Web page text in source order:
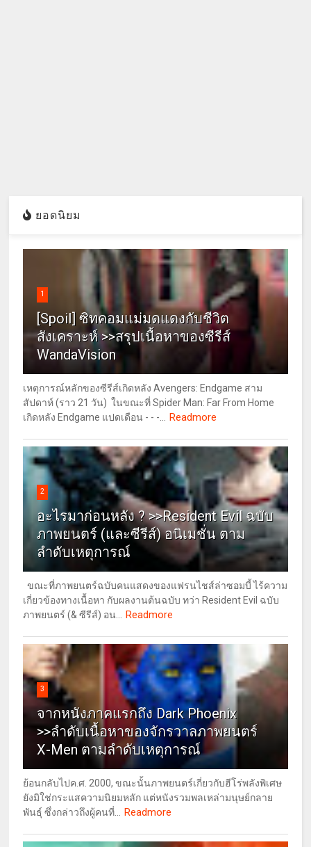
ยอดนิยม
1
[Spoil] ซิทคอมแม่มดแดงกับชีวิต
สังเคราะห์ >>สรุปเนื้อหาของซีรีส์
WandaVision
เหตุการณ์หลักของซีรีส์เกิดหลัง Avengers: Endgame สาม
สัปดาห์ (ราว 21 วัน) ในขณะที่ Spider Man: Far From Home
เกิดหลัง Endgame แปดเดือน - - -...
Readmore
2
อะไรมาก่อนหลัง ? >>Resident Evil ฉบับ
ภาพยนตร์ (และซีรีส์) อนิเมชั่น ตาม
ลำดับเหตุการณ์
ขณะที่ภาพยนตร์ฉบับคนแสดงของแฟรนไชส์ล่าซอมบี้ ไร้ความ
เกี่ยวข้องทางเนื้อหา กับผลงานต้นฉบับ ทว่า Resident Evil ฉบับ
ภาพยนตร์ (& ซีรีส์) อน...
Readmore
3
จากหนังภาคแรกถึง Dark Phoenix
>>ลำดับเนื้อหาของจักรวาลภาพยนตร์
X-Men ตามลำดับเหตุการณ์
ย้อนกลับไปค.ศ. 2000, ขณะนั้นภาพยนตร์เกี่ยวกับฮีโร่พลังพิเศษ
ยังมิใช่กระแสความนิยมหลัก แต่หนังรวมพลเหล่ามนุษย์กลาย
พันธุ์ ซึ่งกล่าวถึงผู้คนที่...
Readmore